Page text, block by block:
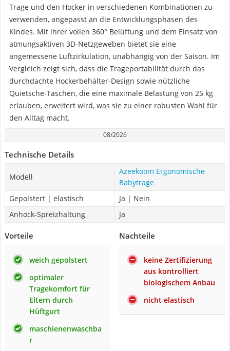
Trage und den Hocker in verschiedenen Kombinationen zu
verwenden, angepasst an die Entwicklungsphasen des
Kindes. Mit ihrer vollen 360° Belüftung und dem Einsatz von
atmungsaktiven 3D-Netzgeweben bietet sie eine
angemessene Luftzirkulation, unabhängig von der Saison. Im
Vergleich zeigt sich, dass die Trageportabilität durch das
durchdachte Hockerbehälter-Design sowie nützliche
Quietsche-Taschen, die eine maximale Belastung von 25 kg
erlauben, erweitert wird, was sie zu einer robusten Wahl für
den Alltag macht.
08/2026
Technische Details
Modell
Azeekoom Ergonomische
Babytrage
Gepolstert | elastisch
Ja | Nein
Anhock-Spreizhaltung
Ja
Vorteile
weich gepolstert
optimaler
Tragekomfort für
Eltern durch
Hüftgurt
maschienenwaschba
r
Nachteile
keine Zertifizierung
aus kontrolliert
biologischem Anbau
nicht elastisch